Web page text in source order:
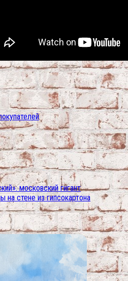
московский гигант
на стене из гипсокартона